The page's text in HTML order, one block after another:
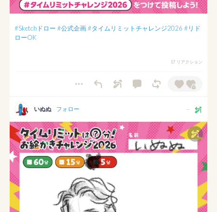
#Sketchドロー #公式企画#タイムリミットチャレンジ2026 #リド
ローOK
17 リアクション
いぬぬ フォロー --